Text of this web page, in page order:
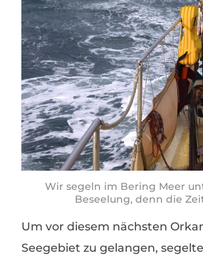
Wir segeln im Bering Meer
Beseelung, denn die
Um vor diesem nächsten
Seegebiet zu gelangen,